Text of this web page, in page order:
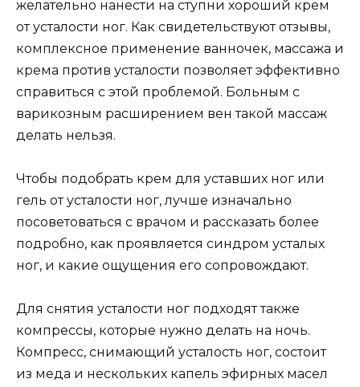
желательно нанести на ступни хороший крем
от усталости ног. Как свидетельствуют отзывы,
комплексное применение ванночек, массажа и
крема против усталости позволяет эффективно
справиться с этой проблемой. Больным с
варикозным расширением вен такой массаж
делать нельзя.
Чтобы подобрать крем для уставших ног или
гель от усталости ног, лучше изначально
посоветоваться с врачом и рассказать более
подробно, как проявляется синдром усталых
ног, и какие ощущения его сопровождают.
Для снятия усталости ног подходят также
компрессы, которые нужно делать на ночь.
Компресс, снимающий усталость ног, состоит
из меда и нескольких капель эфирных масел